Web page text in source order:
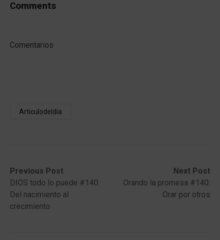
Comments
Comentarios
Articulodeldia
Post
navigation
Previous Post
Previous
post:DIOS todo lo puede #140:
Del nacimiento al
crecimiento
Next Post
Next
post:
Orando la promesa #140:
Orar por otros